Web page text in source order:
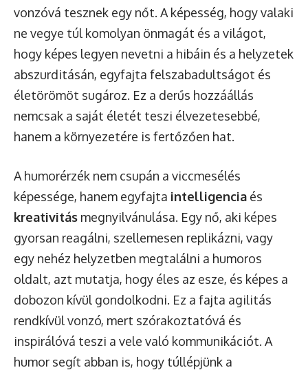
vonzóvá tesznek egy nőt. A képesség, hogy valaki
ne vegye túl komolyan önmagát és a világot,
hogy képes legyen nevetni a hibáin és a helyzetek
abszurditásán, egyfajta felszabadultságot és
életörömöt sugároz. Ez a derűs hozzáállás
nemcsak a saját életét teszi élvezetesebbé,
hanem a környezetére is fertőzően hat.
A humorérzék nem csupán a viccmesélés
képessége, hanem egyfajta intelligencia és
kreativitás megnyilvánulása. Egy nő, aki képes
gyorsan reagálni, szellemesen replikázni, vagy
egy nehéz helyzetben megtalálni a humoros
oldalt, azt mutatja, hogy éles az esze, és képes a
dobozon kívül gondolkodni. Ez a fajta agilitás
rendkívül vonzó, mert szórakoztatóvá és
inspirálóvá teszi a vele való kommunikációt. A
humor segít abban is, hogy túllépjünk a